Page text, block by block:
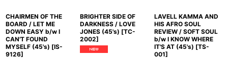
CHAIRMEN OF THE
BOARD / LET ME
DOWN EASY b/w I
CAN'T FOUND
MYSELF (45's) [IS-
9126]
BRIGHTER SIDE OF
DARKNESS / LOVE
JONES (45's) [TC-
2002]
LAVELL KAMMA AND
HIS AFRO SOUL
REVIEW / SOFT SOUL
b/w I KNOW WHERE
IT'S AT (45's) [TS-
001]